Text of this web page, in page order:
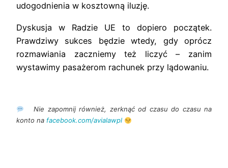
udogodnienia w kosztowną iluzję.
Dyskusja w Radzie UE to dopiero początek.
Prawdziwy sukces będzie wtedy, gdy oprócz
rozmawiania zaczniemy też liczyć – zanim
wystawimy pasażerom rachunek przy lądowaniu.
Nie zapomnij również, zerknąć od czasu do czasu na
konto na facebook.com/avialawpl